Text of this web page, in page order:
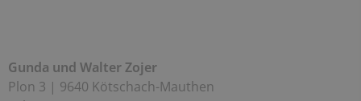
Gunda und Walter Zojer
Plon 3 | 9640 Kötschach-Mauthen